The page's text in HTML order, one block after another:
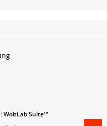
WoltLab Suite™